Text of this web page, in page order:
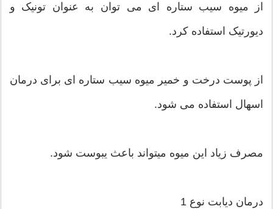
از میوه سیب ستاره ای می توان به عنوان تونیک و
دیورتیک استفاده کرد.
از پوست درخت و خمیر میوه سیب ستاره ای برای درمان
اسهال استفاده می شود.
مصرف زیاد این میوه میتواند باعث یبوست شود.
درمان دیابت نوع 1